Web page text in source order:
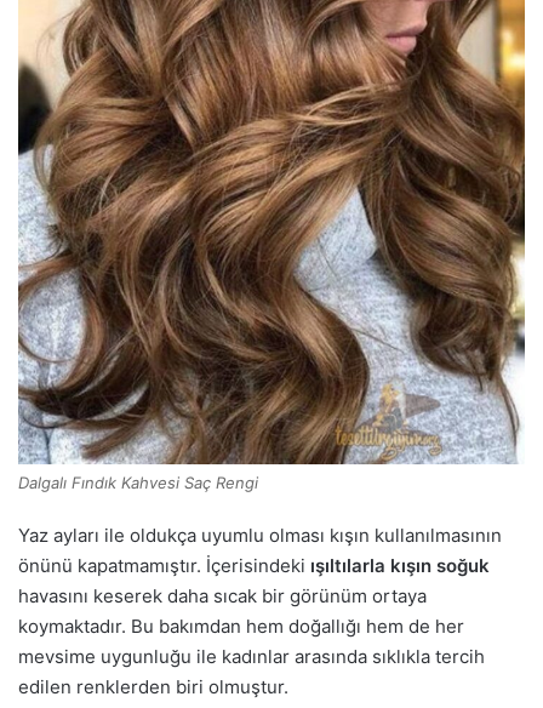
Dalgalı Fındık Kahvesi Saç Rengi
Yaz ayları ile oldukça uyumlu olması kışın kullanılmasının
önünü kapatmamıştır. İçerisindeki ışıltılarla kışın soğuk
havasını keserek daha sıcak bir görünüm ortaya
koymaktadır. Bu bakımdan hem doğallığı hem de her
mevsime uygunluğu ile kadınlar arasında sıklıkla tercih
edilen renklerden biri olmuştur.